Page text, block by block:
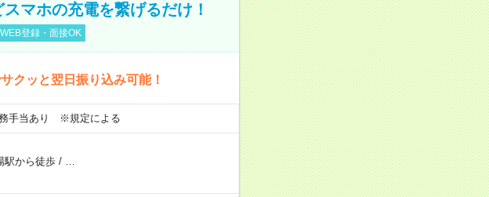
マホの充電を繋げるだけ！
WEB登録・面接OK
クッと翌日振り込み可能！
手当あり ※規定による
駅から徒歩/ …